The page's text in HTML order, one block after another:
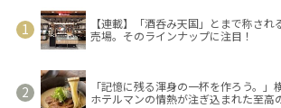
【連載】「酒呑み天国」とまで称さ
売場。そのラインナップに注目！
「記憶に残る渾身の一杯を作ろう。
ホテルマンの情熱が注ぎ込まれた至高